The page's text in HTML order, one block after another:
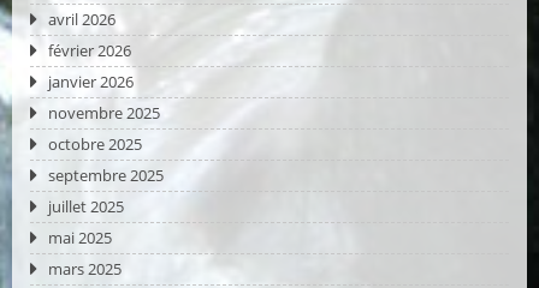
avril 2026
février 2026
janvier 2026
novembre 2025
octobre 2025
septembre 2025
juillet 2025
mai 2025
mars 2025